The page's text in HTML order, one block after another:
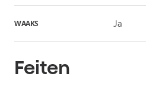
WAAKS Ja
Feiten